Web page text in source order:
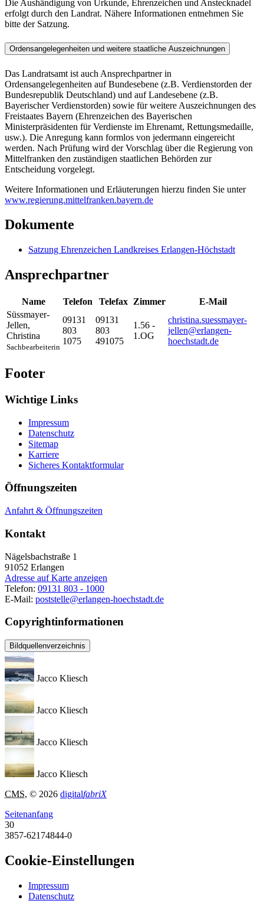
Die Aushändigung von Urkunde, Ehrenzeichen und Anstecknadel
erfolgt durch den Landrat. Nähere Informationen entnehmen Sie
bitte der Satzung.
Ordensangelegenheiten und weitere staatliche Auszeichnungen
Das Landratsamt ist auch Ansprechpartner in
Ordensangelegenheiten auf Bundesebene (z.B. Verdienstorden der
Bundesrepublik Deutschland) und auf Landesebene (z.B.
Bayerischer Verdienstorden) sowie für weitere Auszeichnungen des
Freistaates Bayern (Ehrenzeichen des Bayerischen
Ministerpräsidenten für Verdienste im Ehrenamt, Rettungsmedaille,
usw.). Die Anregung kann formlos von jedermann eingereicht
werden. Nach Prüfung wird der Vorschlag über die Regierung von
Mittelfranken den zuständigen staatlichen Behörden zur
Entscheidung vorgelegt.
Weitere Informationen und Erläuterungen hierzu finden Sie unter
www.regierung.mittelfranken.bayern.de
Dokumente
Satzung Ehrenzeichen Landkreises Erlangen-Höchstadt
Ansprechpartner
Name Telefon Telefax Zimmer
E-Mail
Süssmayer-
Jellen,
Christina
Sachbearbeiterin
09131
803
1075
09131
803
491075
1.56 -
1.OG
christina.suessmayer-
jellen@erlangen-
hoechstadt.de
Footer
Wichtige Links
Impressum
Datenschutz
Sitemap
Karriere
Sicheres Kontaktformular
Öffnungszeiten
Anfahrt & Öffnungszeiten
Kontakt
Nägelsbachstraße 1
91052 Erlangen
Adresse auf Karte anzeigen
Telefon: 09131 803 - 1000
E-Mail: poststelle@erlangen-hoechstadt.de
Copyrightinformationen
Bildquellenverzeichnis
Jacco Kliesch
Jacco Kliesch
Jacco Kliesch
Jacco Kliesch
CMS, © 2026 digitalfabriX
Seitenanfang
30
3857-62174844-0
Cookie-Einstellungen
Impressum
Datenschutz